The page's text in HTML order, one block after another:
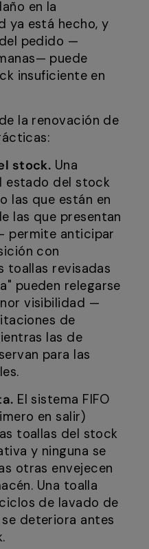
en la
ya está hecho, y
pedido —
puede
insuficiente en
la renovación de
stock. Una
estado del stock
las que están en
las que presentan
permite anticipar
con
toallas revisadas
pueden relegarse
visibilidad —
de
las de
para las
El sistema FIFO
en salir)
toallas del stock
y ninguna se
otras envejecen
Una toalla
de lavado de
deteriora antes